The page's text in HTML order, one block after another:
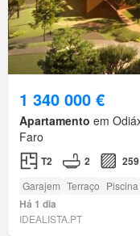
1 340 000 €
Apartamento em
Faro
T2 2
Garajem Terraço Piscina
Há 1 dia
IDEALISTA.PT